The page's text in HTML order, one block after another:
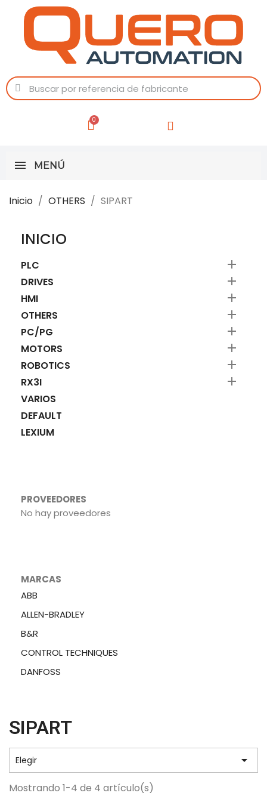
MENÚ
Inicio OTHERS SIPART
INICIO
PLC 
DRIVES 
HMI 
OTHERS 
PC/PG 
MOTORS 
ROBOTICS 
RX3I 
VARIOS
DEFAULT
LEXIUM
PROVEEDORES
No hay proveedores
MARCAS
ABB
ALLEN-BRADLEY
B&R
CONTROL TECHNIQUES
DANFOSS
SIPART
Elegir 
Mostrando 1-4 de 4 artículo(s)